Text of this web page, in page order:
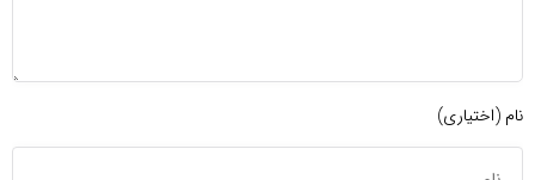
نام (اختیاری)